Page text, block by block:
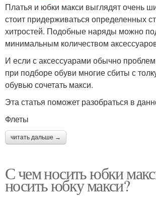
Платья и юбки макси выглядят очень
стоит придерживаться определенных
хитростей. Подобные наряды можно
минимальным количеством
И если с аксессуарами обычно проблем
при подборе обуви многие сбиты с
обувью сочетать макси.
Эта статья поможет разобраться в
Флеты
читать дальше →
С чем носить юбки
носить юбку макси?